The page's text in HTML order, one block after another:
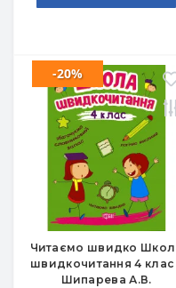
Читаємо швидко
швидкочитання 4 клас
Шипарева А.В.
-20%